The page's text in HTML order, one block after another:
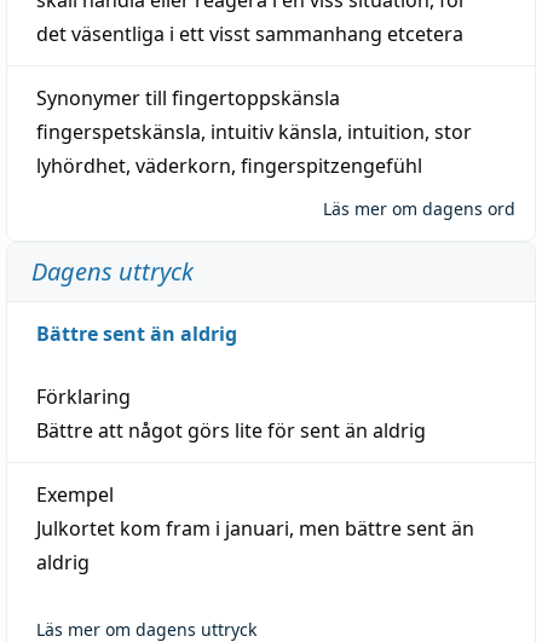
det väsentliga i ett visstsammanhang etcetera
Synonymer till fingertoppskänsla
fingerspetskänsla, intuitiv känsla, intuition, stor
lyhördhet, väderkorn, fingerspitzengefühl
Läs mer om dagens ord
Dagens uttryck
Bättre sent än aldrig
Förklaring
Bättre att något görs lite för sent än aldrig
Exempel
Julkortet kom fram i januari, men bättre sent än
aldrig
Läs mer om dagens uttryck